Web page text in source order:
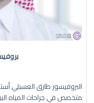
البروفيسور طارق العسبلي
متخصص في جراحات المياه